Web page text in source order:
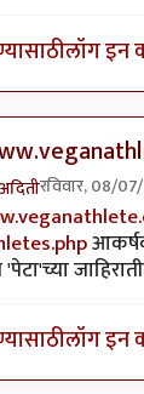
लॉग इन
रविवार, 08/
अनेक शाकाहारी
लॉग इन